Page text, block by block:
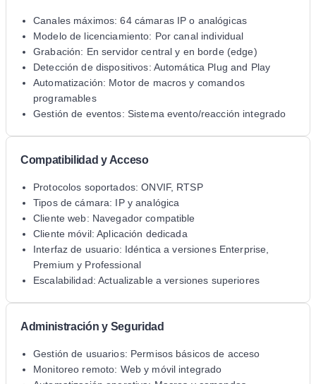
Canales máximos: 64 cámaras IP o analógicas
Modelo de licenciamiento: Por canal individual
Grabación: En servidor central y en borde (edge)
Detección de dispositivos: Automática Plug and Play
Automatización: Motor de macros y comandos
programables
Gestión de eventos: Sistema evento/reacción integrado
Compatibilidad y Acceso
Protocolos soportados: ONVIF, RTSP
Tipos de cámara: IP y analógica
Cliente web: Navegador compatible
Cliente móvil: Aplicación dedicada
Interfaz de usuario: Idéntica a versiones Enterprise,
Premium y Professional
Escalabilidad: Actualizable a versiones superiores
Administración y Seguridad
Gestión de usuarios: Permisos básicos de acceso
Monitoreo remoto: Web y móvil integrado